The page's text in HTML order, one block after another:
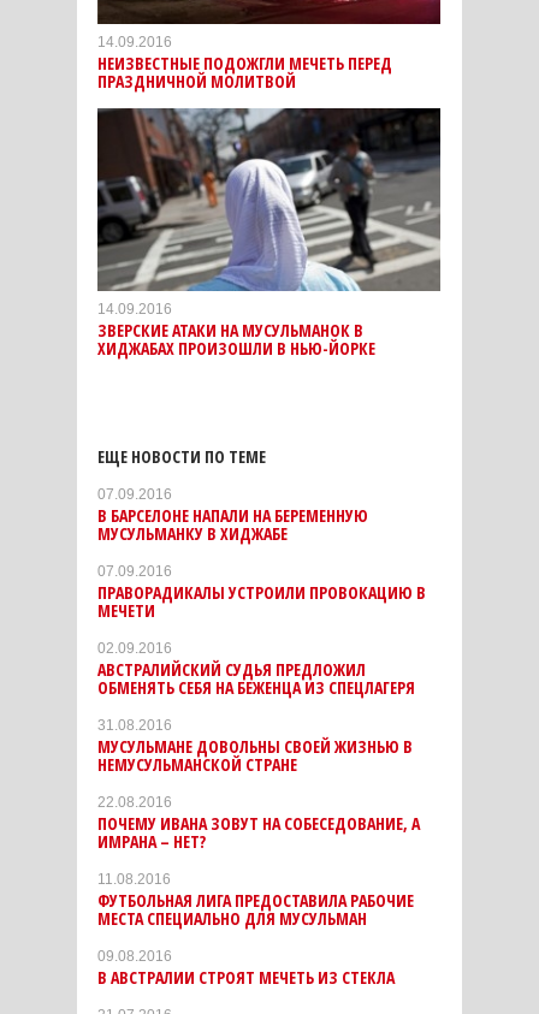
14.09.2016
НЕИЗВЕСТНЫЕ ПОДОЖГЛИ МЕЧЕТЬ ПЕРЕД
ПРАЗДНИЧНОЙ МОЛИТВОЙ
14.09.2016
ЗВЕРСКИЕ АТАКИ НА МУСУЛЬМАНОК В
ХИДЖАБАХ ПРОИЗОШЛИ В НЬЮ-ЙОРКЕ
ЕЩЕ НОВОСТИ ПО ТЕМЕ
07.09.2016
В БАРСЕЛОНЕ НАПАЛИ НА БЕРЕМЕННУЮ
МУСУЛЬМАНКУ В ХИДЖАБЕ
07.09.2016
ПРАВОРАДИКАЛЫ УСТРОИЛИ ПРОВОКАЦИЮ В
МЕЧЕТИ
02.09.2016
АВСТРАЛИЙСКИЙ СУДЬЯ ПРЕДЛОЖИЛ
ОБМЕНЯТЬ СЕБЯ НА БЕЖЕНЦА ИЗ СПЕЦЛАГЕРЯ
31.08.2016
МУСУЛЬМАНЕ ДОВОЛЬНЫ СВОЕЙ ЖИЗНЬЮ В
НЕМУСУЛЬМАНСКОЙ СТРАНЕ
22.08.2016
ПОЧЕМУ ИВАНА ЗОВУТ НА СОБЕСЕДОВАНИЕ, А
ИМРАНА – НЕТ?
11.08.2016
ФУТБОЛЬНАЯ ЛИГА ПРЕДОСТАВИЛА РАБОЧИЕ
МЕСТА СПЕЦИАЛЬНО ДЛЯ МУСУЛЬМАН
09.08.2016
В АВСТРАЛИИ СТРОЯТ МЕЧЕТЬ ИЗ СТЕКЛА